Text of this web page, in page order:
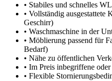
• Stabiles und schnelles
• Vollständig ausgestattete
Geschirr)
• Waschmaschine in der
• Möblierung passend für
Bedarf)
• Nähe zu öffentlichen
• Im Preis inbegriffene
• Flexible